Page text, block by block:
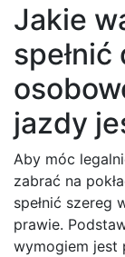
Jakie
spełnić
jazdy
Aby móc
zabrać na
spełnić szereg
prawie.
wymogiem jest